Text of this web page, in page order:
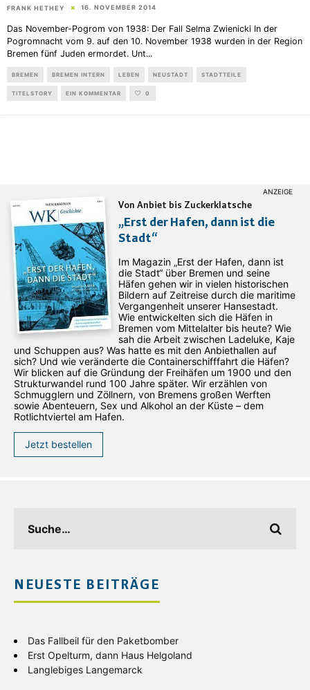
FRANK HETHEY 16. NOVEMBER 2014
Das November-Pogrom von 1938: Der Fall Selma Zwienicki In der
Pogromnacht vom 9. auf den 10. November 1938 wurden in der Region
Bremen fünf Juden ermordet. Unt...
BREMEN BREMEN INTERN LEBEN NEUSTADT STADTTEILE
TITELSTORY EIN KOMMENTAR 0
Von Anbiet bis Zuckerklatsche
„Erst der Hafen, dann ist die
Stadt“
Im Magazin „Erst der Hafen, dann ist
die Stadt“ über Bremen und seine
Häfen gehen wir in vielen historischen
Bildern auf Zeitreise durch die maritime
Vergangenheit unserer Hansestadt.
Wie entwickelten sich die Häfen in
Bremen vom Mittelalter bis heute? Wie
sah die Arbeit zwischen Ladeluke, Kaje
und Schuppen aus? Was hatte es mit den Anbiethallen auf
sich? Und wie veränderte die Containerschifffahrt die Häfen?
Wir blicken auf die Gründung der Freihäfen um 1900 und den
Strukturwandel rund 100 Jahre später. Wir erzählen von
Schmugglern und Zöllnern, von Bremens großen Werften
sowie Abenteuern, Sex und Alkohol an der Küste – dem
Rotlichtviertel am Hafen.
Jetzt bestellen
NEUESTE BEITRÄGE
Das Fallbeil für den Paketbomber
Erst Opelturm, dann Haus Helgoland
Langlebiges Langemarck